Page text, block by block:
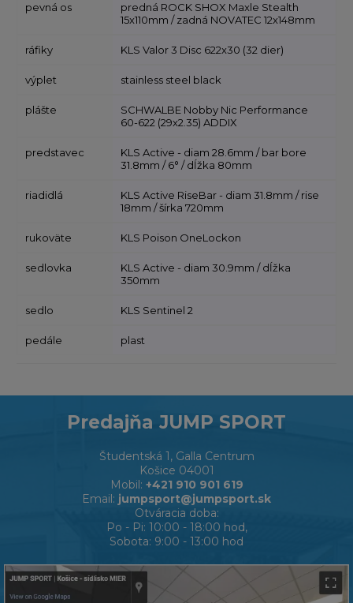
pevná os
predná ROCK SHOX Maxle Stealth
15x110mm / zadná NOVATEC 12x148mm
ráfiky KLS Valor 3 Disc 622x30 (32 dier)
výplet stainless steel black
plášte
SCHWALBE Nobby Nic Performance
60-622 (29x2.35) ADDIX
predstavec
KLS Active - diam 28.6mm / bar bore
31.8mm / 6° / dĺžka 80mm
riadidlá
KLS Active RiseBar - diam 31.8mm / rise
18mm / šírka 720mm
rukoväte KLS Poison OneLockon
sedlovka
KLS Active - diam 30.9mm / dĺžka
350mm
sedlo KLS Sentinel 2
pedále plast
Predajňa JUMP SPORT
Študentská 1, Galla Centrum
Košice 04001
Mobil: +421 910 901 619
Email: jumpsport@jumpsport.sk
Otváracia doba:
Po - Pi: 10:00 - 18:00 hod,
Sobota: 9:00 - 13:00 hod